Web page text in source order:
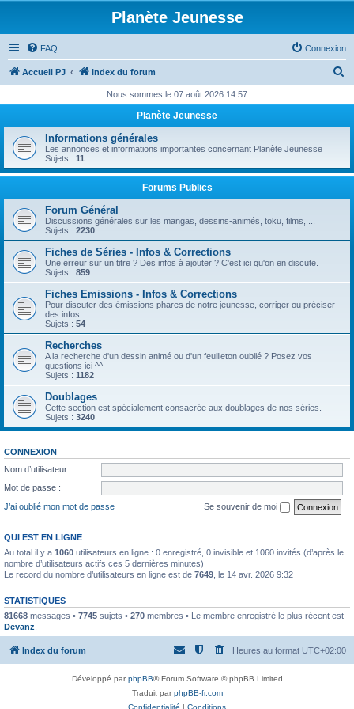
Planète Jeunesse
FAQ Connexion
Accueil PJ Index du forum
h
r
r
Nous sommes le 07 août 2026 14:57
Planète Jeunesse
Informations générales
Les annonces et informations importantes concernant Planète Jeunesse
Sujets : 11
Forums Publics
Forum Général
Discussions générales sur les mangas, dessins-animés, toku, films, ...
Sujets : 2230
Fiches de Séries - Infos & Corrections
Une erreur sur un titre ? Des infos à ajouter ? C'est ici qu'on en discute.
Sujets : 859
Fiches Emissions - Infos & Corrections
Pour discuter des émissions phares de notre jeunesse, corriger ou préciser
des infos...
Sujets : 54
Recherches
A la recherche d'un dessin animé ou d'un feuilleton oublié ? Posez vos
questions ici ^^
Sujets : 1182
Doublages
Cette section est spécialement consacrée aux doublages de nos séries.
Sujets : 3240
CONNEXION
Nom d’utilisateur :
Mot de passe :
J’ai oublié mon mot de passe
Se souvenir de moi
QUI EST EN LIGNE
Au total il y a 1060 utilisateurs en ligne : 0 enregistré, 0 invisible et 1060 invités (d’après le
nombre d’utilisateurs actifs ces 5 dernières minutes)
Le record du nombre d’utilisateurs en ligne est de 7649 , le 14 avr. 2026 9:32
STATISTIQUES
81668 messages • 7745 sujets • 270 membres • Le membre enregistré le plus récent est
Devanz
Index du forum Heures au format UTC+02:00
Développé parphpBB® Forum Software © phpBB Limited
Traduit parphpBB-fr.com
Confidentialité | Conditions